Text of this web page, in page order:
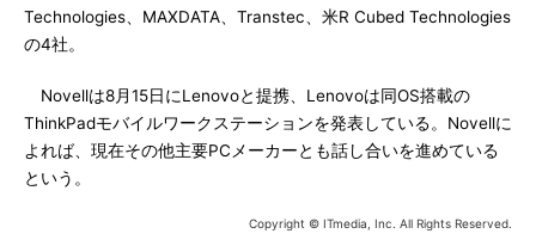
Technologies、MAXDATA、Transtec、米R Cubed Technologies
の4社。
Novellは8月15日にLenovoと提携、Lenovoは同OS搭載の
ThinkPadモバイルワークステーションを発表している。Novellに
よれば、現在その他主要PCメーカーとも話し合いを進めている
という。
Copyright © ITmedia, Inc. All Rights Reserved.